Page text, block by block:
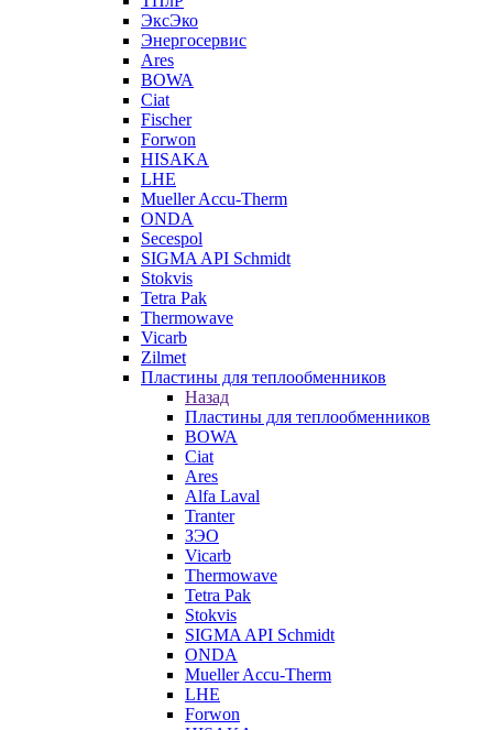
ЭксЭко
Энергосервис
Ares
BOWA
Ciat
Fischer
Forwon
HISAKA
LHE
Mueller Accu-Therm
ONDA
Secespol
SIGMA API Schmidt
Stokvis
Tetra Pak
Thermowave
Vicarb
Zilmet
Пластины для теплообменников
Назад
Пластины для теплообменников
BOWA
Ciat
Ares
Alfa Laval
Tranter
ЗЭО
Vicarb
Thermowave
Tetra Pak
Stokvis
SIGMA API Schmidt
ONDA
Mueller Accu-Therm
LHE
Forwon